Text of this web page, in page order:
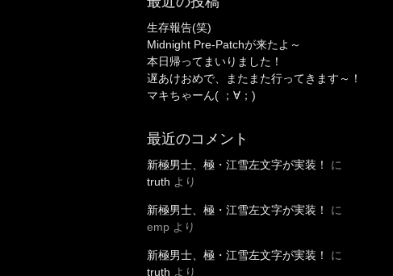
生存報告(笑)
Midnight Pre-Patchが来たよ～
本日帰ってまいりました！
遅あけおめで、またまた行ってきます～！
マキちゃーん( ；∀；)
最近のコメント
新極男士、極・江雪左文字が実装！
に
truth より
新極男士、極・江雪左文字が実装！
に
emp より
新極男士、極・江雪左文字が実装！
に
truth より